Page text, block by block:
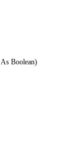
As Boolean)